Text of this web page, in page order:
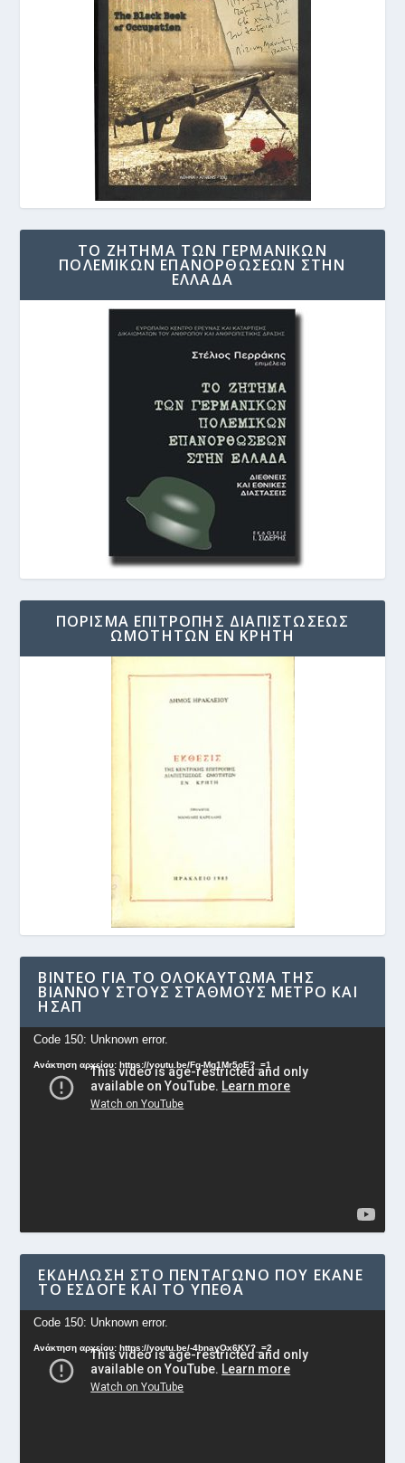
ΤΟ ΖΗΤΗΜΑ ΤΩΝ ΓΕΡΜΑΝΙΚΩΝ
ΠΟΛΕΜΙΚΩΝ ΕΠΑΝΟΡΘΩΣΕΩΝ ΣΤΗΝ
ΕΛΛΑΔΑ
ΠΟΡΙΣΜΑ ΕΠΙΤΡΟΠΗΣ ΔΙΑΠΙΣΤΩΣΕΩΣ
ΩΜΟΤΗΤΩΝ ΕΝ ΚΡΗΤΗ
ΒΊΝΤΕΟ ΓΙΑ ΤΟ ΟΛΟΚΑΎΤΩΜΑ ΤΗΣ
ΒΙΆΝΝΟΥ ΣΤΟΥΣ ΣΤΑΘΜΟΎΣ ΜΕΤΡΟ ΚΑΙ
ΗΣΑΠ
Πρόγραμμα
Αναπαραγωγής
Βίντεο
Code 150: Unknown error.
Ανάκτηση αρχείου: https://youtu.be/Fg-Mq1Mr5oE?_=1
ΕΚΔΉΛΩΣΗ ΣΤΟ ΠΕΝΤΆΓΩΝΟ ΠΟΥ ΈΚΑΝΕ
ΤΟ ΕΣΔΟΓΕ ΚΑΙ ΤΟ ΥΠΕΘΑ
Πρόγραμμα
Αναπαραγωγής
Βίντεο
Code 150: Unknown error.
Ανάκτηση αρχείου: https://youtu.be/-4bnayOx6KY?_=2